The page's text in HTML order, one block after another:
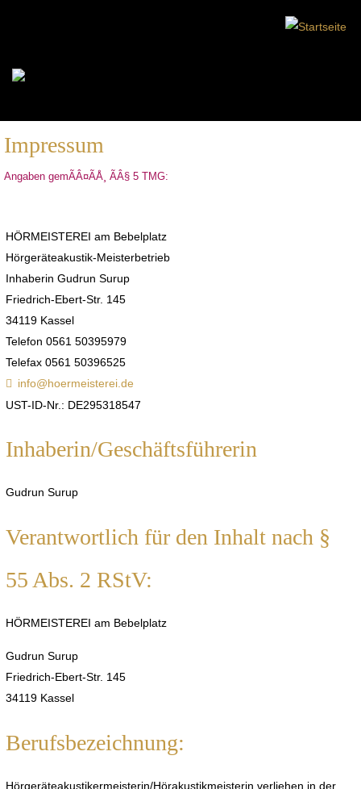
Impressum
Angaben gemÃÂ¤ÃÅ¸ ÃÂ§ 5 TMG:
HÖRMEISTEREI am Bebelplatz
Hörgeräteakustik-Meisterbetrieb
Inhaberin Gudrun Surup
Friedrich-Ebert-Str. 145
34119 Kassel
Telefon 0561 50395979
Telefax 0561 50396525
info@hoermeisterei.de
UST-ID-Nr.: DE295318547
Inhaberin/Geschäftsführerin
Gudrun Surup
Verantwortlich für den Inhalt nach §
55 Abs. 2 RStV:
HÖRMEISTEREI am Bebelplatz
Gudrun Surup
Friedrich-Ebert-Str. 145
34119 Kassel
Berufsbezeichnung:
Hörgeräteakustikermeisterin/Hörakustikmeisterin verliehen in der